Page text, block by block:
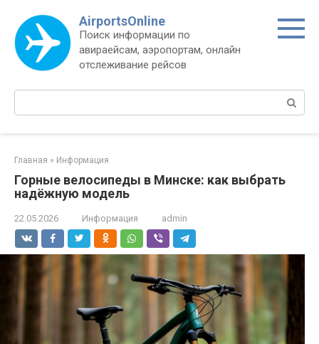
контенту
AirportsOnline
Поиск информации по
авираейсам, аэропортам, онлайн
отслеживание рейсов
Поиск:
Главная » Информация
Горные велосипеды в Минске: как выбрать
надёжную модель
22.05.2026 Информация admin